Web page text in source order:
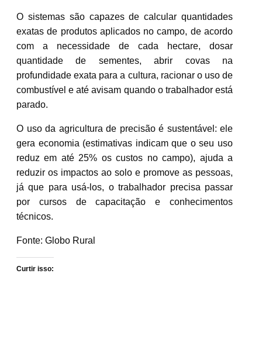
O sistemas são capazes de calcular quantidades
exatas de produtos aplicados no campo, de acordo
com a necessidade de cada hectare, dosar
quantidade de sementes, abrir covas na
profundidade exata para a cultura, racionar o uso de
combustível e até avisam quando o trabalhador está
parado.
O uso da agricultura de precisão é sustentável: ele
gera economia (estimativas indicam que o seu uso
reduz em até 25% os custos no campo), ajuda a
reduzir os impactos ao solo e promove as pessoas,
já que para usá-los, o trabalhador precisa passar
por cursos de capacitação e conhecimentos
técnicos.
Fonte: Globo Rural
Curtir isso: